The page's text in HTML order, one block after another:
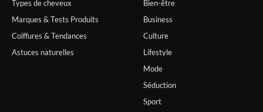
Types de cheveux
Marques & Tests Produits
Coiffures & Tendances
Astuces naturelles
Bien-être
Business
Culture
Lifestyle
Mode
Séduction
Sport